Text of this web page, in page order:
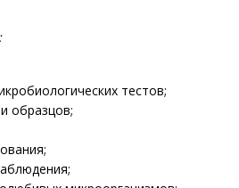
тестов;
образцов;